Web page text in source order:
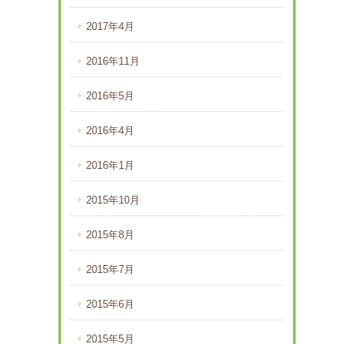
2017年4月
2016年11月
2016年5月
2016年4月
2016年1月
2015年10月
2015年8月
2015年7月
2015年6月
2015年5月